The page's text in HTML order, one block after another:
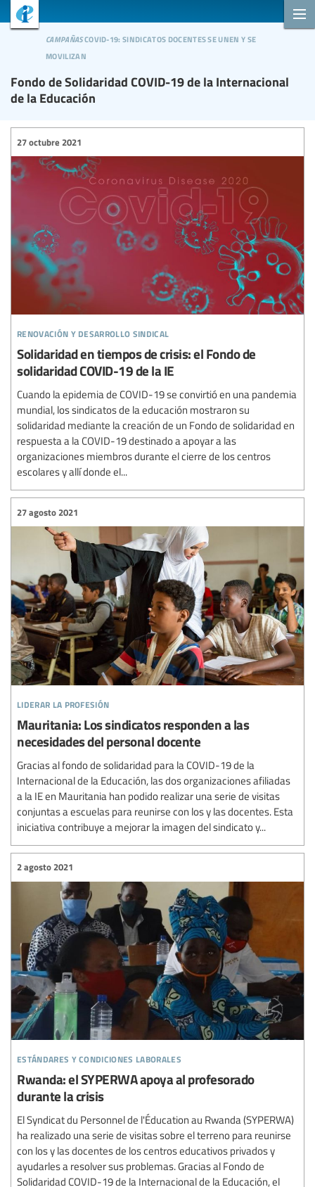
Fondo de Solidaridad COVID-19 de la Internacional
de la Educación
campañascovid-19: sindicatos docentes se unen y se
movilizan
renovación y desarrollo sindical
27 octubre 2021
Solidaridad en tiempos de crisis: el Fondo de
solidaridad COVID-19 de la IE
Cuando la epidemia de COVID-19 se convirtió en una pandemia
mundial, los sindicatos de la educación mostraron su
solidaridad mediante la creación de un Fondo de solidaridad en
respuesta a la COVID-19 destinado a apoyar a las
organizaciones miembros durante el cierre de los centros
escolares y allí donde el...
liderar la profesión
27 agosto 2021
Mauritania: Los sindicatos responden a las
necesidades del personal docente
Gracias al fondo de solidaridad para la COVID-19 de la
Internacional de la Educación, las dos organizaciones afiliadas
a la IE en Mauritania han podido realizar una serie de visitas
conjuntas a escuelas para reunirse con los y las docentes. Esta
iniciativa contribuye a mejorar la imagen del sindicato y...
estándares y condiciones laborales
2 agosto 2021
Rwanda: el SYPERWA apoya al profesorado
durante la crisis
El Syndicat du Personnel de l'Éducation au Rwanda (SYPERWA)
ha realizado una serie de visitas sobre el terreno para reunirse
con los y las docentes de los centros educativos privados y
ayudarles a resolver sus problemas. Gracias al Fondo de
Solidaridad COVID-19 de la Internacional de la Educación, el